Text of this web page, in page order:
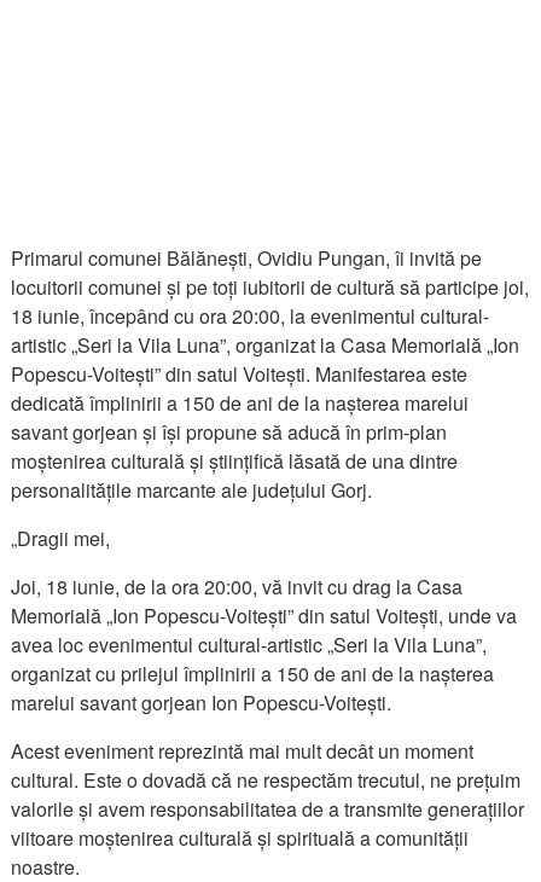
Primarul comunei Bălănești, Ovidiu Pungan, îi invită pe
locuitorii comunei și pe toți iubitorii de cultură să participe joi,
18 iunie, începând cu ora 20:00, la evenimentul cultural-
artistic „Seri la Vila Luna”, organizat la Casa Memorială „Ion
Popescu-Voitești” din satul Voitești. Manifestarea este
dedicată împlinirii a 150 de ani de la nașterea marelui
savant gorjean și își propune să aducă în prim-plan
moștenirea culturală și științifică lăsată de una dintre
personalitățile marcante ale județului Gorj.
„Dragii mei,
Joi, 18 iunie, de la ora 20:00, vă invit cu drag la Casa
Memorială „Ion Popescu-Voitești” din satul Voitești, unde va
avea loc evenimentul cultural-artistic „Seri la Vila Luna”,
organizat cu prilejul împlinirii a 150 de ani de la nașterea
marelui savant gorjean Ion Popescu-Voitești.
Acest eveniment reprezintă mai mult decât un moment
cultural. Este o dovadă că ne respectăm trecutul, ne prețuim
valorile și avem responsabilitatea de a transmite generațiilor
viitoare moștenirea culturală și spirituală a comunității
noastre.